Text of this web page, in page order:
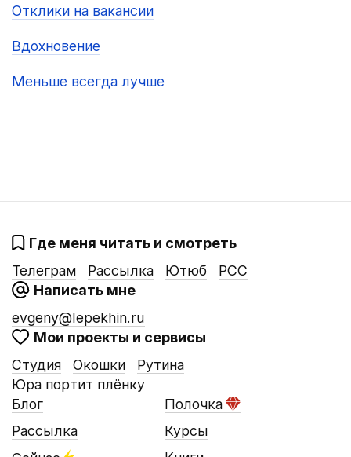
Отклики на вакансии
Вдохновение
Меньше всегда лучше
Где меня читать и смотреть
Телеграм
Рассылка Ютюб
РСС
Написать мне
evgeny@lepekhin.ru
Мои проекты и сервисы
Студия
Окошки
Юра портит плёнку
Рутина
Блог
Рассылка
Полочка
Курсы